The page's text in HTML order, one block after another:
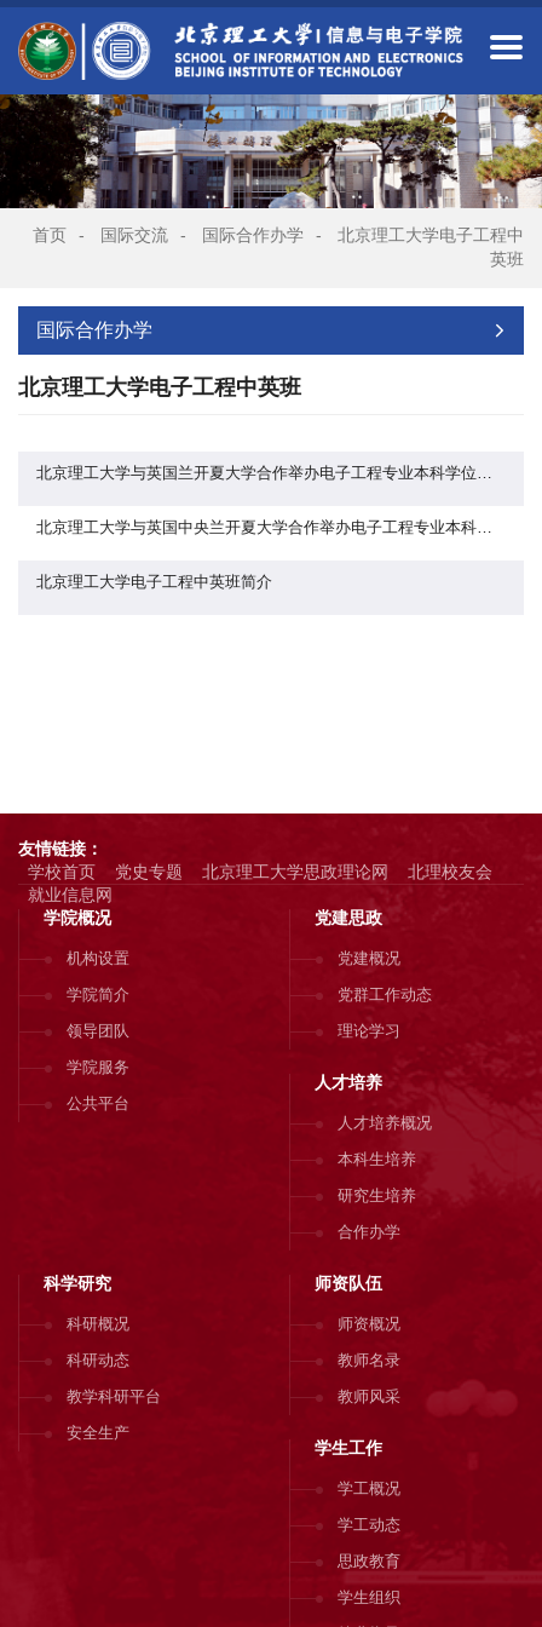
首页 - 国际交流 - 国际合作办学 -
北京理工大学电子工程中
英班
国际合作办学
北京理工大学电子工程中英班
北京理工大学与英国兰开夏大学合作举办电子工程专业本科学位教育项目2026年招生简章
北京理工大学与英国中央兰开夏大学合作举办电子工程专业本科学位教育项目2025年招生简章
北京理工大学电子工程中英班简介
友情链接：
学校首页
党史专题 北京理工大学思政理论网
北理校友会
就业信息网
学院概况
机构设置
学院简介
领导团队
学院服务
公共平台
党建思政
党建概况
党群工作动态
理论学习
人才培养
人才培养概况
本科生培养
研究生培养
合作办学
科学研究
科研概况
科研动态
教学科研平台
安全生产
师资队伍
师资概况
教师名录
教师风采
学生工作
学工概况
学工动态
思政教育
学生组织